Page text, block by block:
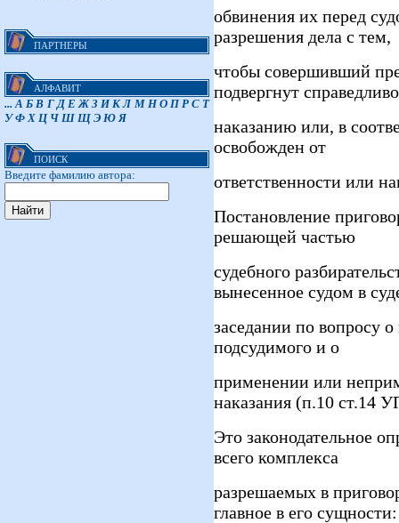
ПАРТНЕРЫ
АЛФАВИТ
... А Б В Г Д Е Ж З И К Л М Н О П Р С Т
У Ф Х Ц Ч Ш Щ Э Ю Я
ПОИСК
Введите фамилию автора:
обвинения их перед
разрешения дела с тем,
чтобы совершивший
подвергнут
наказанию или, в
освобожден от
ответственности или
Постановление
решающей частью
судебного
вынесенное судом в
заседании по вопросу
подсудимого и о
применении или
наказания (п.10 ст.14
Это законодательное
всего комплекса
разрешаемых в
главное в его сущности: